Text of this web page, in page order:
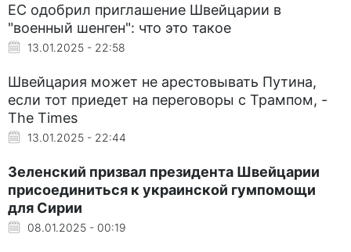
ЕС одобрил приглашение Швейцарии в
"военный шенген": что это такое
13.01.2025 - 22:58
Швейцария может не арестовывать Путина,
если тот приедет на переговоры с Трампом, -
The Times
13.01.2025 - 22:44
Зеленский призвал президента Швейцарии
присоединиться к украинской гумпомощи
для Сирии
08.01.2025 - 00:19